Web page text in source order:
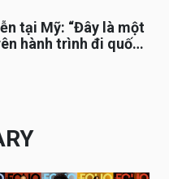
tại Mỹ: “Đây là một
hành trình đi quốc